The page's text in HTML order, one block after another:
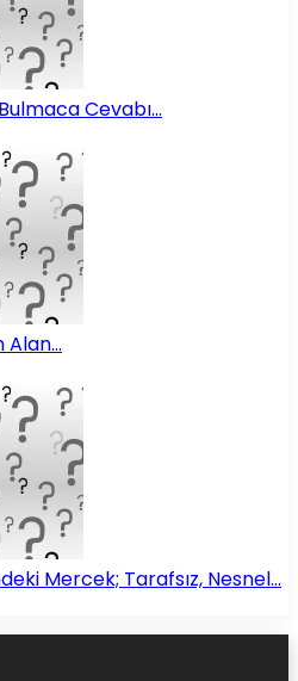
Cevabı…
Alan…
Mercek; Tarafsız, Nesnel…